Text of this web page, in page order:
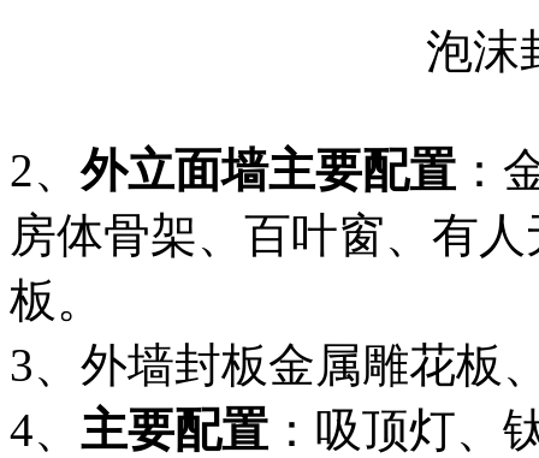
泡沫
2、外立面墙主要配置 ：
房体骨架、百叶窗、有
板。
3、外墙封板金属雕花板
4、 主要配置 ：吸顶灯、